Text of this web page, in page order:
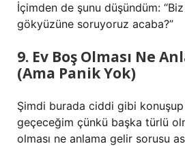
İçimden de şunu düşündüm:
gökyüzüne soruyoruz acaba?”
9. Ev Boş Olması Ne
(Ama Panik Yok)
Şimdi burada ciddi gibi
geçeceğim çünkü başka türlü
olması ne anlama gelir sorusu